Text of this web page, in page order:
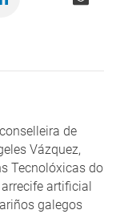
de
Vázquez,
Tecnolóxicas do
artificial
galegos